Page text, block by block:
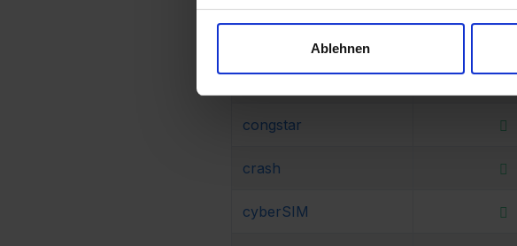
Ablehnen
congstar
crash
cyberSIM